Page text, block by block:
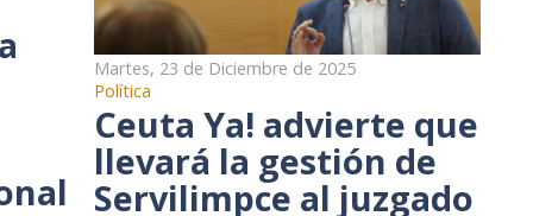
Martes, 23 de Diciembre de 2025
Política
Ceuta Ya! advierte que
llevará la gestión de
Servilimpce al juzgado